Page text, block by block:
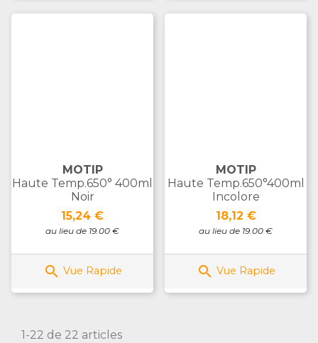
MOTIP
Haute Temp.650° 400ml
Noir
Prix
15,24 €
au lieu de 19.00 €
 Vue Rapide
MOTIP
Haute Temp.650°400ml
Incolore
Prix
18,12 €
au lieu de 19.00 €
 Vue Rapide
1-22 de 22 articles